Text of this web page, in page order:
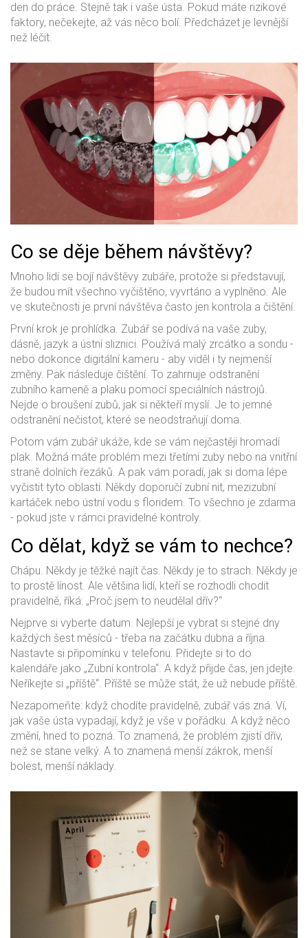
den do práce. Stejně tak i vaše ústa. Pokud máte rizikové
faktory, nečekejte, až vás něco bolí. Předcházet je levnější
než léčit.
Co se děje během návštěvy?
Mnoho lidí se bojí návštěvy zubáře, protože si představují,
že budou mít všechno vyčištěno, vyvrtáno a vyplněno. Ale
ve skutečnosti je první návštěva často jen kontrola a čištění.
První krok je prohlídka. Zubář se podívá na vaše zuby,
dásně, jazyk a ústní sliznici. Používá malý zrcátko a sondu -
nebo dokonce digitální kameru - aby viděl i ty nejmenší
změny. Pak následuje čištění. To zahrnuje odstranění
zubního kameně a plaku pomocí speciálních nástrojů.
Nejde o broušení zubů, jak si někteří myslí. Je to jemné
odstranění nečistot, které se neodstraňují doma.
Potom vám zubář ukáže, kde se vám nejčastěji hromadí
plak. Možná máte problém mezi třetími zuby nebo na vnitřní
straně dolních řezáků. A pak vám poradí, jak si doma lépe
vyčistit tyto oblasti. Někdy doporučí zubní nit, mezizubní
kartáček nebo ústní vodu s floridem. To všechno je zdarma
- pokud jste v rámci pravidelné kontroly.
Co dělat, když se vám to nechce?
Chápu. Někdy je těžké najít čas. Někdy je to strach. Někdy je
to prostě línost. Ale většina lidí, kteří se rozhodli chodit
pravidelně, říká: „Proč jsem to neudělal dřív?“
Nejprve si vyberte datum. Nejlepší je vybrat si stejné dny
každých šest měsíců - třeba na začátku dubna a října.
Nastavte si připomínku v telefonu. Přidejte si to do
kalendáře jako „Zubní kontrola“. A když přijde čas, jen jdejte.
Neříkejte si „příště“. Příště se může stát, že už nebude příště.
Nezapomeňte: když chodíte pravidelně, zubář vás zná. Ví,
jak vaše ústa vypadají, když je vše v pořádku. A když něco
změní, hned to pozná. To znamená, že problém zjistí dřív,
než se stane velký. A to znamená menší zákrok, menší
bolest, menší náklady.